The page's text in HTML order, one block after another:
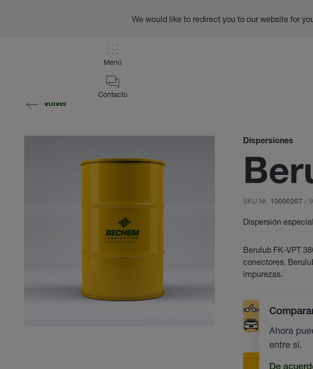
Menú
Contacto
We would like to redirect you to our website for
volver
Dispersiones
SKU Nr. 10000267 /
Dispersión
Berulub FK-VPT
conectores.
impurezas.
Contactos
Ahora
entre sí.